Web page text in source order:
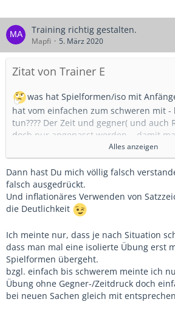
Training richtig gestalten.
Mapfi 5. März 2020
Zitat von Trainer E
was hat Spielformen/iso mit
hat vom einfachen zum schweren mit -
tun???? Der Zeit und gegner( und auch
doch nur angepasst werden... damit
nicht einfacher, isoliert Technik
Trainer.
Auch der Hinweis das es davon
Jugend ist, erinnert mich immer an ein
Diskutanten mit hoher Lizenz:
mit technisch guten spass.
Auch geil: da habe ich die spieler nicht
Ja warum ist man dann Trainer frage
immer??‍♂️?‍♂️?‍♂️?‍♂️
Oder sagt der Mathelehrer auch, ich
Fähigkeiten im addieren, das mit dem
mal, da habe ich nicht die Schüler für...
Alles anzeigen
Dann hast Du mich völlig falsch
falsch ausgedrückt.
Und inflationäres Verwenden von
die Deutlichkeit
Ich meinte nur, dass je nach Situation
dass man mal eine isolierte Übung erst
Spielformen übergeht.
bzgl. einfach bis schwerem meinte ich
Übung ohne Gegner-/Zeitdruck doch
bei neuen Sachen gleich mit